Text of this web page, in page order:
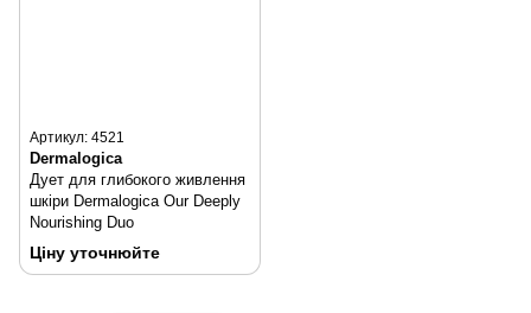
Артикул: 4521
Dermalogica
Дует для глибокого живлення
шкіри Dermalogica Our Deeply
Nourishing Duo
Ціну уточнюйте